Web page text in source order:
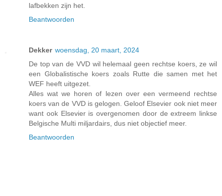
lafbekken zijn het.
Beantwoorden
Dekker woensdag, 20 maart, 2024
De top van de VVD wil helemaal geen rechtse koers, ze wil
een Globalistische koers zoals Rutte die samen met het
WEF heeft uitgezet.
Alles wat we horen of lezen over een vermeend rechtse
koers van de VVD is gelogen. Geloof Elsevier ook niet meer
want ook Elsevier is overgenomen door de extreem linkse
Belgische Multi miljardairs, dus niet objectief meer.
Beantwoorden